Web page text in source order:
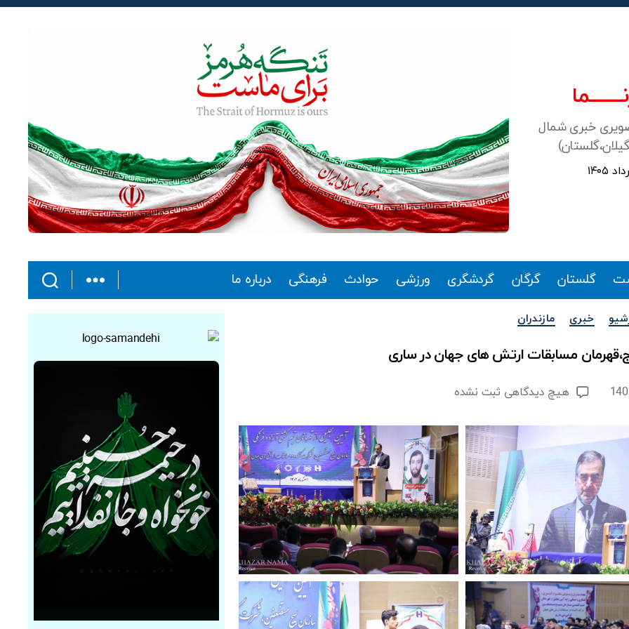
خبری شمال
گلستان گرگان گردشگری ورزشی حوادث فرهنگی درباره ما
دسته‌هاخبری مازندران
مسابقات ارتش های جهان در ساری
هیچ دیدگاهی برای
از
تیم
کشتی
بسیج،قهرمان
مسابقات
ارتش
های
جهان
در
ساری
ثبت نشده